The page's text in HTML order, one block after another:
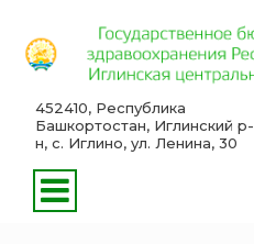
452410, Республика
Башкортостан, Иглинский р-
н, с. Иглино, ул. Ленина, 30